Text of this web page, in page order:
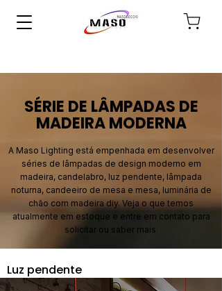
SÉRIE DE LÂMPADAS DE
MADEIRA MODERNA
A Maso Lighting está empenhada em desenvolver
séries de lâmpadas de design moderno em
madeira, candelabro, luz pendente, lâmpada
noturna, candeeiro de mesa e mesa, luminária de
chão com madeira diy. Veja o que temos
atualmente em estoque e entre em contato para
solicitar ou saber mais.
Luz pendente